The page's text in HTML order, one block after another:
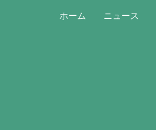
ホーム ニュース